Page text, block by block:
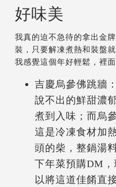
好味美
我真的迫不急待的拿出金
裝，只要解凍煮熱和裝盤
我感覺這個年好輕鬆，裡
吉慶烏參佛跳牆
說不出的鮮甜濃
煮到入味；而烏
這是冷凍食材加
頭的柴，整鍋湯
下年菜預購DM
以將這道佳餚直